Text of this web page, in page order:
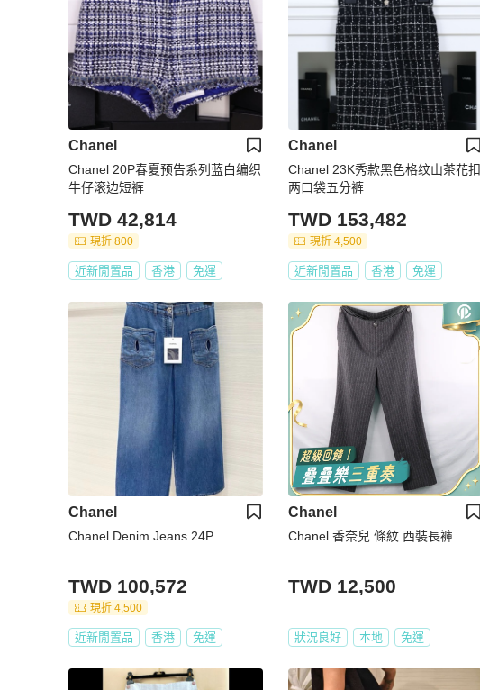
Chanel
Chanel 20P春夏预告系列蓝白编织
牛仔滚边短裤
TWD 42,814
現折 800
近新閒置品 香港 免運
Chanel
Chanel 23K秀款黑色格纹山茶花扣
两口袋五分裤
TWD 153,482
現折 4,500
近新閒置品 香港 免運
Chanel
Chanel Denim Jeans 24P
TWD 100,572
現折 4,500
近新閒置品 香港 免運
Chanel
Chanel 香奈兒 條紋 西裝長褲
TWD 12,500
狀況良好 本地 免運